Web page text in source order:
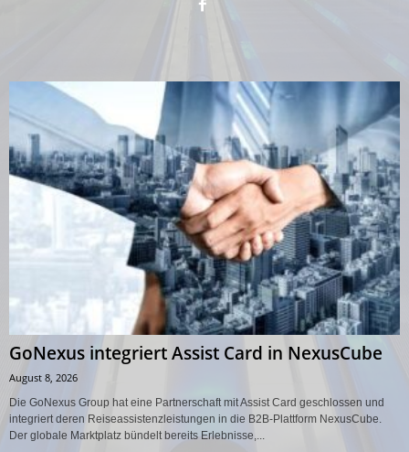
GoNexus integriert Assist Card in NexusCube
August 8, 2026
Die GoNexus Group hat eine Partnerschaft mit Assist Card geschlossen und
integriert deren Reiseassistenzleistungen in die B2B-Plattform NexusCube.
Der globale Marktplatz bündelt bereits Erlebnisse,...